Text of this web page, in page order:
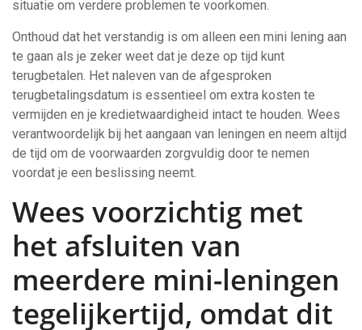
situatie om verdere problemen te voorkomen.
Onthoud dat het verstandig is om alleen een mini lening aan
te gaan als je zeker weet dat je deze op tijd kunt
terugbetalen. Het naleven van de afgesproken
terugbetalingsdatum is essentieel om extra kosten te
vermijden en je kredietwaardigheid intact te houden. Wees
verantwoordelijk bij het aangaan van leningen en neem altijd
de tijd om de voorwaarden zorgvuldig door te nemen
voordat je een beslissing neemt.
Wees voorzichtig met
het afsluiten van
meerdere mini-leningen
tegelijkertijd, omdat dit